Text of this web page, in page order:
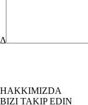
Δ
HAKKIMIZDA
BIZI TAKIP EDIN